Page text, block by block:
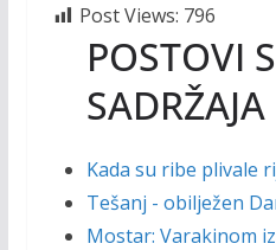
Post Views: 796
POSTOVI
SADRŽAJA
Kada su ribe plivale
Tešanj - obilježen
Mostar: Varakinom